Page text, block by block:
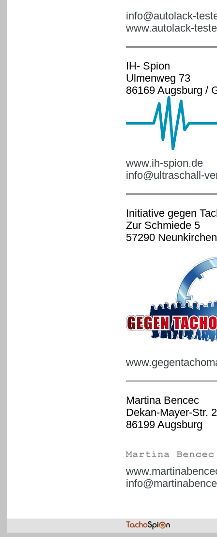
info@autolack-
www.autolack-
IH- Spion
Ulmenweg 73
86169 Augsburg /
www.ih-spion.de
info@ultraschall-
Initiative gegen
Zur Schmiede 5
57290 Neunkirchen
Martina Bencec
Dekan-Mayer-Str. 2
86199 Augsburg